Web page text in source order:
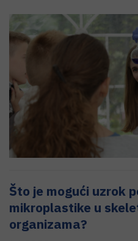
Što je mogući uzrok
mikroplastike u
organizama?